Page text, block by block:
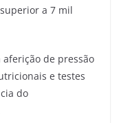
a 7 mil
de pressão
e testes
do